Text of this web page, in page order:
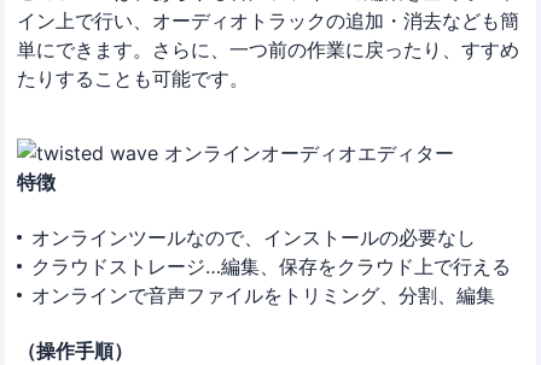
イン上で行い、オーディオトラックの追加・消去なども簡
単にできます。さらに、一つ前の作業に戻ったり、すすめ
たりすることも可能です。
特徴
オンラインツールなので、インストールの必要なし
クラウドストレージ…編集、保存をクラウド上で行える
オンラインで音声ファイルをトリミング、分割、編集
（操作手順）